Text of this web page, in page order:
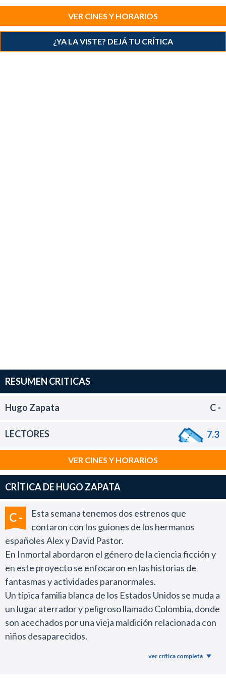
VER CINES Y HORARIOS
¿YA LA VISTE? DEJÁ TU CRÍTICA
RESUMEN CRITICAS
Hugo Zapata C -
LECTORES 7.3
VER CINES Y HORARIOS
CRÍTICA DE HUGO ZAPATA
C -
Esta semana tenemos dos estrenos que
contaron con los guiones de los hermanos
españoles Alex y David Pastor.
En Inmortal abordaron el género de la ciencia ficción y
en este proyecto se enfocaron en las historias de
fantasmas y actividades paranormales.
Un típica familia blanca de los Estados Unidos se muda a
un lugar aterrador y peligroso llamado Colombia, donde
son acechados por una vieja maldición relacionada con
niños desaparecidos.
ver crítica completa